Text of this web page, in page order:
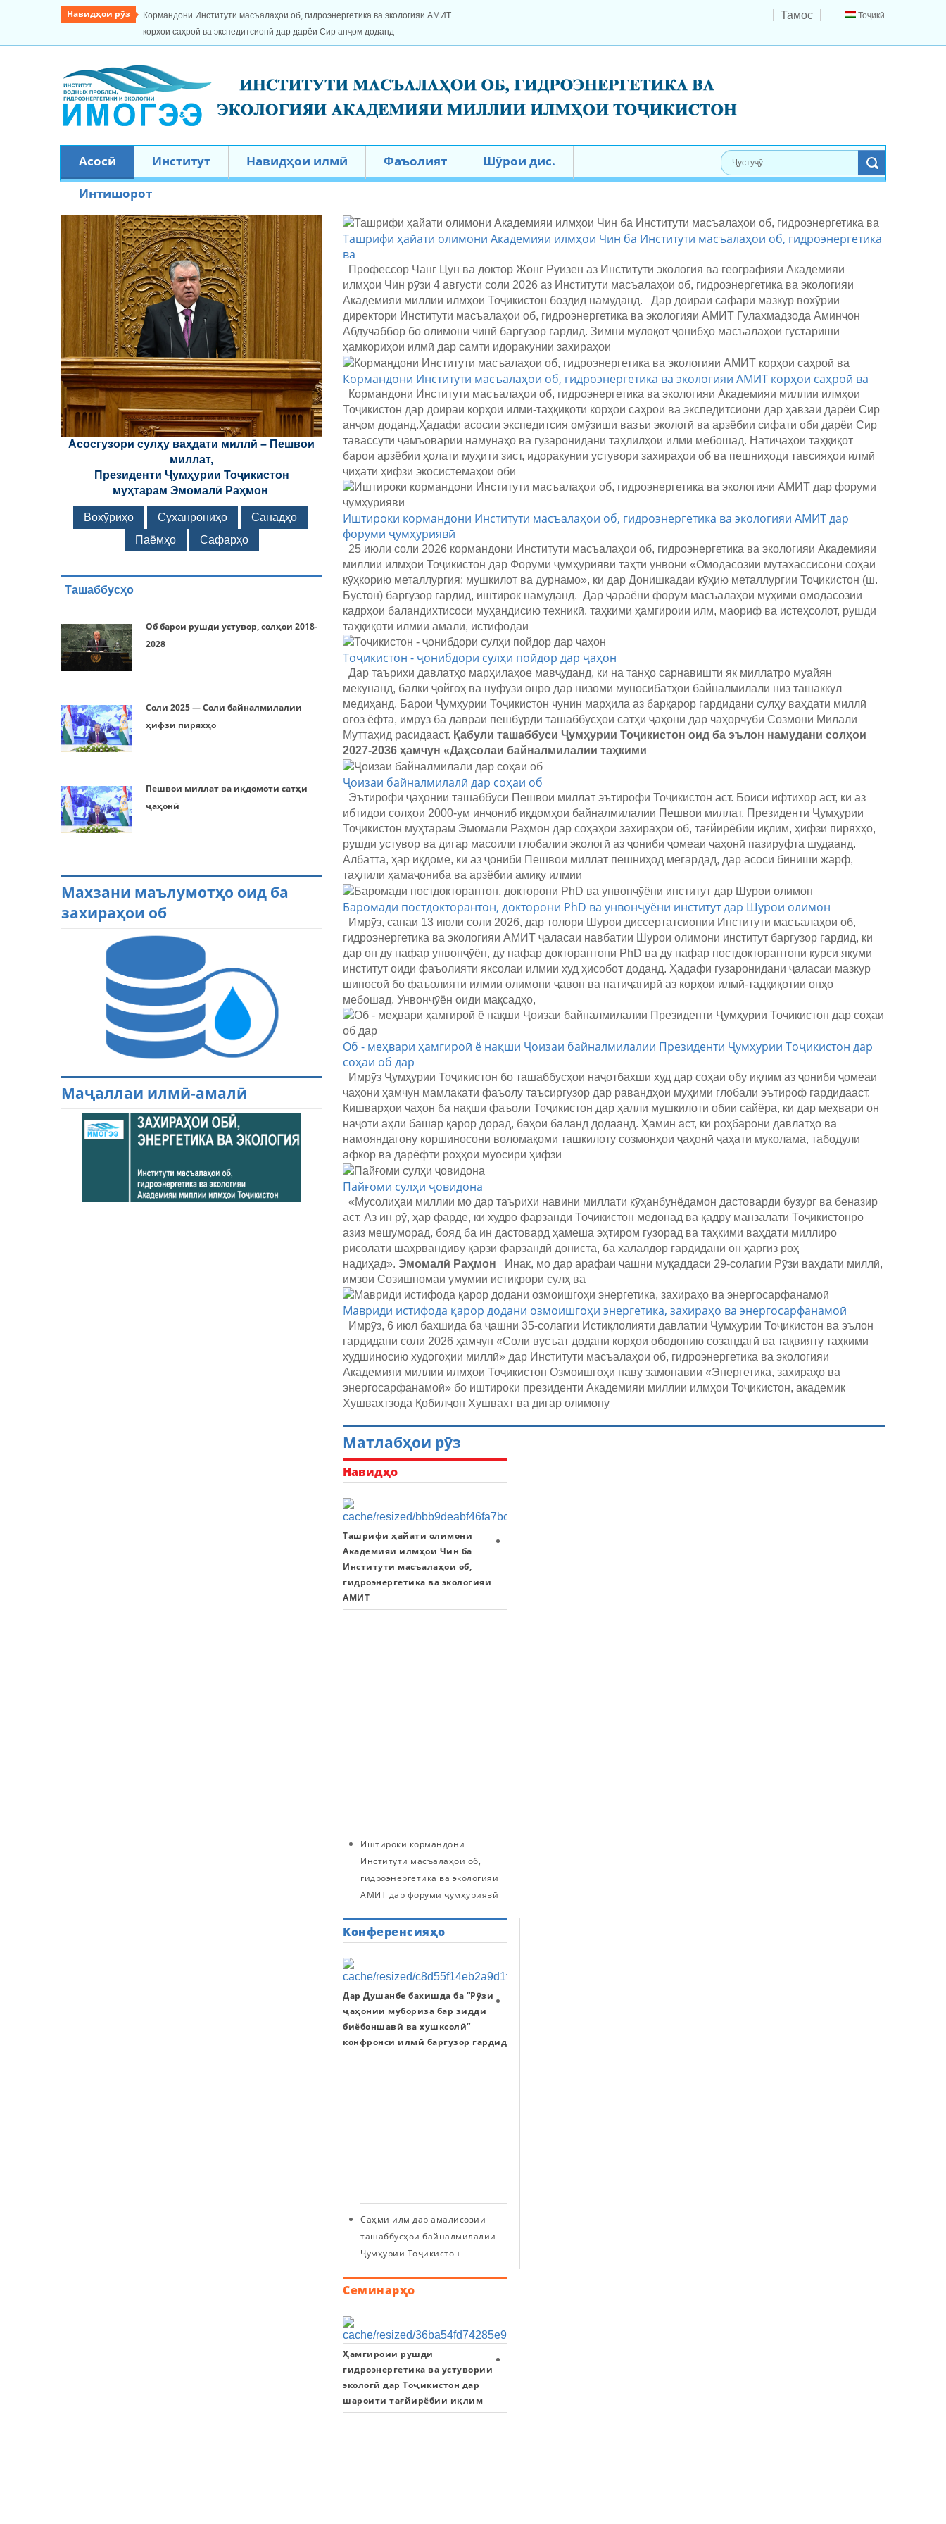
Навидҳои рӯз
Кормандони Институти масъалаҳои об, гидроэнергетика ва экологияи АМИТ
корҳои саҳроӣ ва экспедитсионӣ дар дарёи Сир анҷом доданд
Тоҷикӣ
Тамос
Асосӣ Институт Навидҳои илмӣ Фаъолият
Шӯрои дис.
Интишорот
Асосгузори сулҳу ваҳдати миллӣ – Пешвои
миллат,
Президенти Ҷумҳурии Тоҷикистон
муҳтарам Эмомалӣ Раҳмон
Вохӯриҳо Суханрониҳо
Санадҳо
Паёмҳо
Сафарҳо
Ташаббусҳо
Об барои рушди устувор, солҳои 2018-
2028
Соли 2025 — Соли байналмилалии
ҳифзи пиряхҳо
Пешвои миллат ва иқдомоти сатҳи
ҷаҳонӣ
Махзани маълумотҳо оид ба
захираҳои об
Маҷаллаи илмӣ-амалӣ
Ташрифи ҳайати олимони Академияи илмҳои Чин ба Институти масъалаҳои об, гидроэнергетика
ва
Профессор Чанг Цун ва доктор Жонг Руизен аз Институти экология ва географияи Академияи
илмҳои Чин рӯзи 4 августи соли 2026 аз Институти масъалаҳои об, гидроэнергетика ва экологияи
Академияи миллии илмҳои Тоҷикистон боздид намуданд. Дар доираи сафари мазкур вохӯрии
директори Институти масъалаҳои об, гидроэнергетика ва экологияи АМИТ Гулахмадзода Аминҷон
Абдучаббор бо олимони чинӣ баргузор гардид. Зимни мулоқот ҷонибҳо масъалаҳои густариши
ҳамкориҳои илмӣ дар самти идоракунии захираҳои
Кормандони Институти масъалаҳои об, гидроэнергетика ва экологияи АМИТ корҳои саҳроӣ ва
Кормандони Институти масъалаҳои об, гидроэнергетика ва экологияи Академияи миллии илмҳои
Тоҷикистон дар доираи корҳои илмӣ-таҳқиқотӣ корҳои саҳроӣ ва экспедитсионӣ дар ҳавзаи дарёи Сир
анҷом доданд.Ҳадафи асосии экспедитсия омӯзиши вазъи экологӣ ва арзёбии сифати оби дарёи Сир
тавассути ҷамъоварии намунаҳо ва гузаронидани таҳлилҳои илмӣ мебошад. Натиҷаҳои таҳқиқот
барои арзёбии ҳолати муҳити зист, идоракунии устувори захираҳои об ва пешниҳоди тавсияҳои илмӣ
ҷиҳати ҳифзи экосистемаҳои обӣ
Иштироки кормандони Институти масъалаҳои об, гидроэнергетика ва экологияи АМИТ дар
форуми ҷумҳуриявӣ
25 июли соли 2026 кормандони Институти масъалаҳои об, гидроэнергетика ва экологияи Академияи
миллии илмҳои Тоҷикистон дар Форуми ҷумҳуриявӣ таҳти унвони «Омодасозии мутахассисони соҳаи
кӯҳкорию металлургия: мушкилот ва дурнамо», ки дар Донишкадаи кӯҳию металлургии Тоҷикистон (ш.
Бустон) баргузор гардид, иштирок намуданд. Дар ҷараёни форум масъалаҳои муҳими омодасозии
кадрҳои баландихтисоси муҳандисию техникӣ, таҳкими ҳамгироии илм, маориф ва истеҳсолот, рушди
таҳқиқоти илмии амалӣ, истифодаи
Тоҷикистон - ҷонибдори сулҳи пойдор дар ҷаҳон
Дар таърихи давлатҳо марҳилаҳое мавҷуданд, ки на танҳо сарнавишти як миллатро муайян
мекунанд, балки ҷойгоҳ ва нуфузи онро дар низоми муносибатҳои байналмилалӣ низ ташаккул
медиҳанд. Барои Ҷумҳурии Тоҷикистон чунин марҳила аз барқарор гардидани сулҳу ваҳдати миллӣ
оғоз ёфта, имрӯз ба давраи пешбурди ташаббусҳои сатҳи ҷаҳонӣ дар чаҳорчӯби Созмони Милали
Муттаҳид расидааст. Қабули ташаббуси Ҷумҳурии Тоҷикистон оид ба эълон намудани солҳои
2027-2036 ҳамчун «Даҳсолаи байналмилалии таҳкими
Ҷоизаи байналмилалӣ дар соҳаи об
Эътирофи ҷаҳонии ташаббуси Пешвои миллат эътирофи Тоҷикистон аст. Боиси ифтихор аст, ки аз
ибтидои солҳои 2000-ум инҷониб иқдомҳои байналмилалии Пешвои миллат, Президенти Ҷумҳурии
Тоҷикистон муҳтарам Эмомалӣ Раҳмон дар соҳаҳои захираҳои об, тағйирёбии иқлим, ҳифзи пиряхҳо,
рушди устувор ва дигар масоили глобалии экологӣ аз ҷониби ҷомеаи ҷаҳонӣ пазируфта шудаанд.
Албатта, ҳар иқдоме, ки аз ҷониби Пешвои миллат пешниҳод мегардад, дар асоси биниши жарф,
таҳлили ҳамаҷониба ва арзёбии амиқу илмии
Баромади постдокторантон, докторони PhD ва унвонҷӯёни институт дар Шурои олимон
Имрӯз, санаи 13 июли соли 2026, дар толори Шурои диссертатсионии Институти масъалаҳои об,
гидроэнергетика ва экологияи АМИТ ҷаласаи навбатии Шурои олимони институт баргузор гардид, ки
дар он ду нафар унвонҷӯён, ду нафар докторантони PhD ва ду нафар постдокторантони курси якуми
институт оиди фаъолияти яксолаи илмии худ ҳисобот доданд. Ҳадафи гузаронидани ҷаласаи мазкур
шиносоӣ бо фаъолияти илмии олимони ҷавон ва натиҷагирӣ аз корҳои илмӣ-тадқиқотии онҳо
мебошад. Унвонҷӯён оиди мақсадҳо,
Об - меҳвари ҳамгироӣ ё нақши Ҷоизаи байналмилалии Президенти Ҷумҳурии Тоҷикистон дар
соҳаи об дар
Имрӯз Ҷумҳурии Тоҷикистон бо ташаббусҳои наҷотбахши худ дар соҳаи обу иқлим аз ҷониби ҷомеаи
ҷаҳонӣ ҳамчун мамлакати фаъолу таъсиргузор дар равандҳои муҳими глобалӣ эътироф гардидааст.
Кишварҳои ҷаҳон ба нақши фаъоли Тоҷикистон дар ҳалли мушкилоти обии сайёра, ки дар меҳвари он
наҷоти аҳли башар қарор дорад, баҳои баланд додаанд. Ҳамин аст, ки роҳбарони давлатҳо ва
намояндагону коршиносони воломақоми ташкилоту созмонҳои ҷаҳонӣ ҷаҳати муколама, табодули
афкор ва дарёфти роҳҳои муосири ҳифзи
Пайғоми сулҳи ҷовидона
«Мусолиҳаи миллии мо дар таърихи навини миллати кӯҳанбунёдамон дастоварди бузург ва беназир
аст. Аз ин рӯ, ҳар фарде, ки худро фарзанди Тоҷикистон медонад ва қадру манзалати Тоҷикистонро
азиз мешуморад, бояд ба ин дастовард ҳамеша эҳтиром гузорад ва таҳкими ваҳдати миллиро
рисолати шаҳрвандиву қарзи фарзандӣ дониста, ба халалдор гардидани он ҳаргиз роҳ
надиҳад». Эмомалӣ Раҳмон Инак, мо дар арафаи ҷашни муқаддаси 29-солагии Рӯзи ваҳдати миллӣ,
имзои Созишномаи умумии истиқрори сулҳ ва
Мавриди истифода қарор додани озмоишгоҳи энергетика, захираҳо ва энергосарфанамоӣ
Имрӯз, 6 июл бахшида ба ҷашни 35-солагии Истиқлолияти давлатии Ҷумҳурии Тоҷикистон ва эълон
гардидани соли 2026 ҳамчун «Соли вусъат додани корҳои ободонию созандагӣ ва тақвияту таҳкими
худшиносию худогоҳии миллӣ» дар Институти масъалаҳои об, гидроэнергетика ва экологияи
Академияи миллии илмҳои Тоҷикистон Озмоишгоҳи наву замонавии «Энергетика, захираҳо ва
энергосарфанамоӣ» бо иштироки президенти Академияи миллии илмҳои Тоҷикистон, академик
Хушвахтзода Қобилҷон Хушвахт ва дигар олимону
Матлабҳои рӯз
Навидҳо
Ташрифи ҳайати олимони
Академияи илмҳои Чин ба
Институти масъалаҳои об,
гидроэнергетика ва экологияи
АМИТ
гидроэнергетика
Иштироки кормандони
Институти масъалаҳои об,
гидроэнергетика ва экологияи
АМИТ дар форуми ҷумҳуриявӣ
Конференсияҳо
Дар Душанбе бахишда ба “Рӯзи
ҷаҳонии мубориза бар зидди
биёбоншавӣ ва хушксолӣ”
конфронси илмӣ баргузор гардид
назариявии
Саҳми илм дар амалисозии
ташаббусҳои байналмилалии
Ҷумҳурии Тоҷикистон
Семинарҳо
Ҳамгироии рушди
гидроэнергетика ва устувории
экологӣ дар Тоҷикистон дар
шароити тағйирёбии иқлим
баҳри